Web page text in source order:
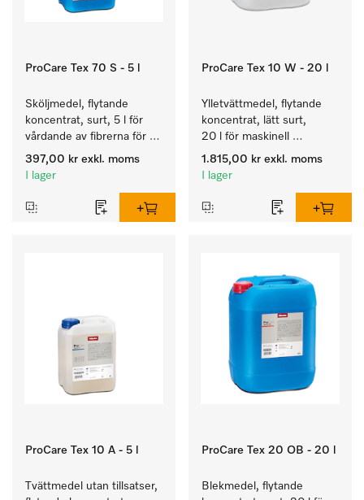
ProCare Tex 70 S - 5 l
Sköljmedel, flytande
koncentrat, surt, 5 l för
vårdande av fibrerna för
en långvarig smidighet
hos textilierna.
397,00 kr exkl. moms
I lager
ProCare Tex 10 W - 20 l
Ylletvättmedel, flytande
koncentrat, lätt surt,
20 l för maskinell
rengöring av ylle
1.815,00 kr exkl. moms
I lager
ProCare Tex 10 A - 5 l
Tvättmedel utan tillsatser,
ProCare Tex 20 OB - 20 l
Blekmedel, flytande